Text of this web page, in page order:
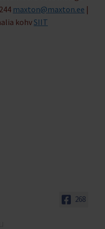
maxton@maxton.ee |
kohvSIIT
268